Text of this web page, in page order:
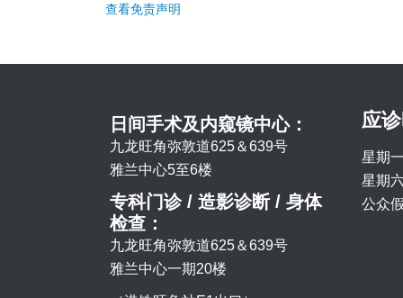
查看免责声明
日间手术及内窥镜中心：
九龙旺角弥敦道625＆639号
雅兰中心5至6楼
专科门诊 / 造影诊断 / 身体
检查：
九龙旺角弥敦道625＆639号
雅兰中心一期20楼
应
星期
星期
公众